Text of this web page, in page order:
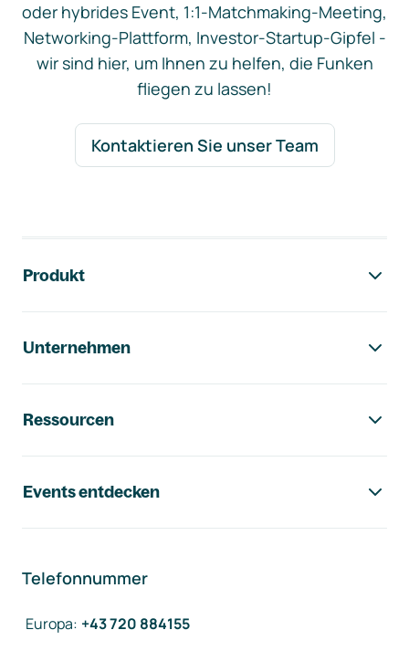
oder hybrides Event, 1:1-Matchmaking-Meeting,
Networking-Plattform, Investor-Startup-Gipfel -
wir sind hier, um Ihnen zu helfen, die Funken
fliegen zu lassen!
Kontaktieren Sie unser Team
Produkt
Unternehmen
Ressourcen
Events entdecken
Telefonnummer
Europa: +43 720 884155